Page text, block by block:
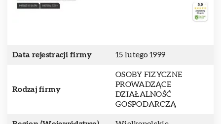
Data rejestracji firmy 15 lutego 1999
Rodzaj firmy
OSOBY FIZYCZNE
PROWADZĄCE
DZIAŁALNOŚĆ
GOSPODARCZĄ